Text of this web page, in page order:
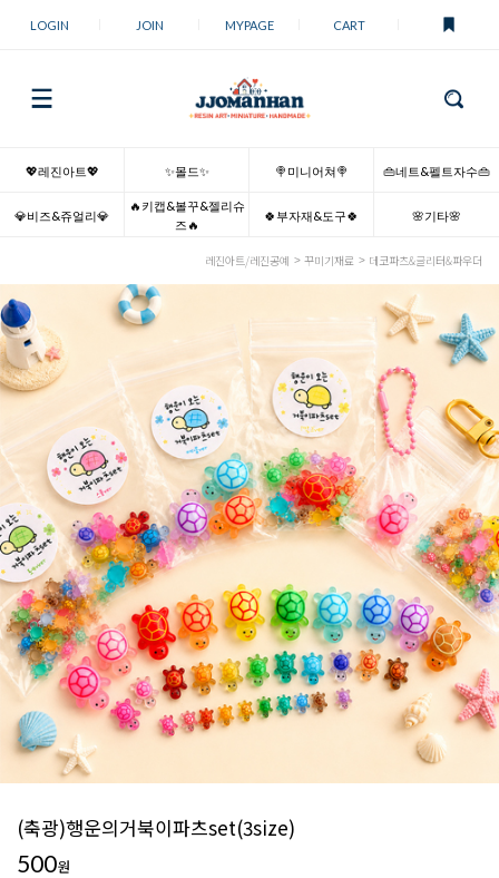
LOGIN JOIN MYPAGE CART
💖레진아트💖 ✨몰드✨ 🍭미니어쳐🍭 👜네트&펠트자수👜
💎비즈&쥬얼리💎
🔥키캡&볼꾸&젤리슈
즈🔥
🍀부자재&도구🍀 🌸기타🌸
레진아트/레진공예 꾸미기재료 데코파츠&글리터&파우더
(축광)행운의거북이파츠set(3size)
500원